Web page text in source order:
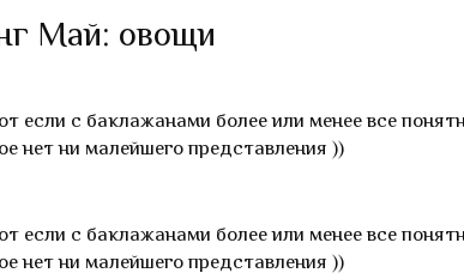
Май: овощи
если с баклажанами более или менее все
нет ни малейшего представления ))
если с баклажанами более или менее все
нет ни малейшего представления ))